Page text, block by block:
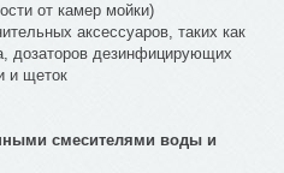
от камер мойки)
аксессуаров, таких как
дозаторов дезинфицирующих
и щеток
смесителями воды и